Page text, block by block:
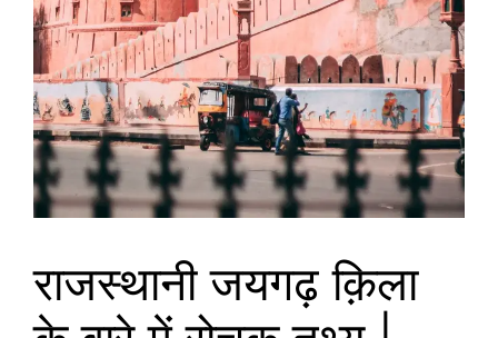
राजस्थानी जयगढ़ क़िला